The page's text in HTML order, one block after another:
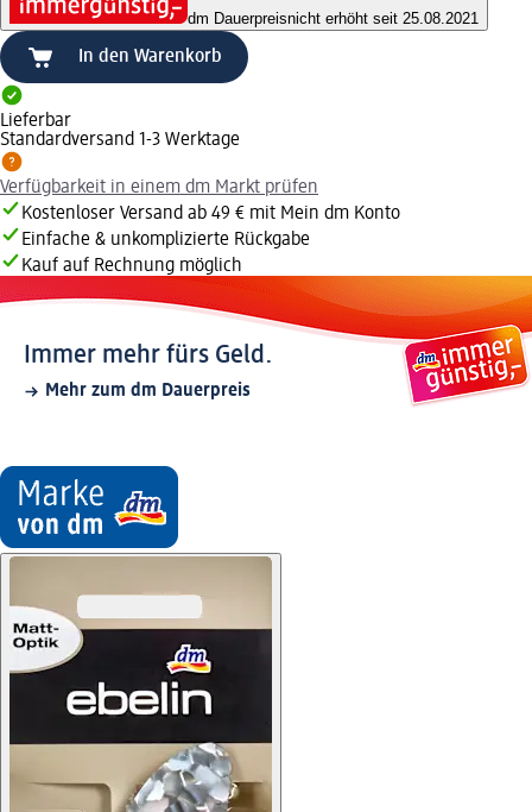
dm Dauerpreisnicht erhöht seit 25.08.2021
In den Warenkorb
Lieferbar
Standardversand 1-3 Werktage
Verfügbarkeit in einem dm Markt prüfen
Kostenloser Versand ab 49 € mit Mein dm Konto
Einfache & unkomplizierte Rückgabe
Kauf auf Rechnung möglich
Immer mehr fürs Geld.
Mehr zum dm Dauerpreis